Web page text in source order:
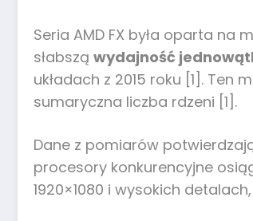
Seria AMD FX była oparta na
słabszą wydajność
układach z 2015 roku [1].
sumaryczna liczba rdzeni [1].
Dane z pomiarów
procesory konkurencyjne
1920×1080 i wysokich